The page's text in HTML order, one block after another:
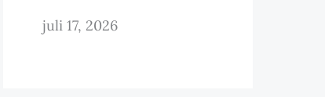
juli 17, 2026